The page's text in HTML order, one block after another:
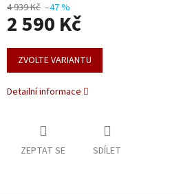
4 939 Kč –47 %
2 590 Kč
Měrná
cena:
ZVOLTE VARIANTU
Detailní informace
ZEPTAT SE SDÍLET